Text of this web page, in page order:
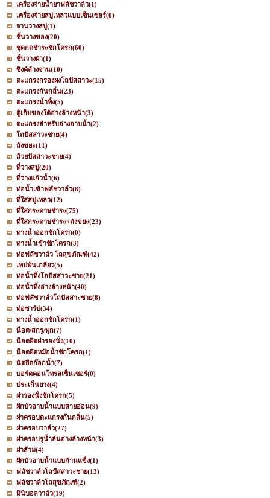
เครื่องจ่ายน้ำยาฟลัชวาล์ว(1)
เครื่องจ่ายสบู่เหลวแบบเซ็นเซอร์(0)
จานวางสบู่(1)
ชั้นวางของ(20)
ชุดกดชำระชักโครก(60)
ชั้นวางผ้า(1)
ซิงค์ล้างจาน(10)
ตะแกรงกรองผงโถปัสสาวะ(15)
ตะแกรงกันกลิ่น(23)
ตะแกรงน้ำทิ้ง(5)
ตู้เก็บของใต้อ่างล้างหน้า(3)
ตะแกรงสำหรับอ่างอาบน้ำ(2)
โถปัสสาวะชาย(4)
ถังขยะ(11)
ถ้วยปัสสาวะชาย(4)
ที่วางสบู่(20)
ที่วางแก้วน้ำ(6)
ท่อน้ำเข้าฟลัชวาล์ว(8)
ที่ใส่สบู่เหลว(12)
ที่ใส่กระดาษชำระ(75)
ที่ใส่กระดาษชำระ+ถังขยะ(23)
ทางน้ำออกชักโครก(0)
ทางน้ำเข้าชักโครก(3)
ท่อฟลัชวาล์ว โถสุขภัณฑ์(42)
เทปพันเกลียว(5)
ท่อน้ำทิ้งโถปัสสาวะชาย(21)
ท่อน้ำทิ้งอ่างล้างหน้า(40)
ท่อฟลัชวาล์วโถปัสสาะชาย(8)
ท่อชาร์ป(34)
ทางน้ำออกชักโครก(1)
น็อต/สกรู/พุก(7)
น็อตยึดฝารองนั่ง(10)
น็อตยึดหม้อน้ำชักโครก(1)
นัตยึดก๊อกน้ำ(7)
บอร์ดคอนโทรลเซ็นเซอร์(0)
ประเก็นยาง(4)
ฝารองนั่งชักโครก(5)
ฝักบัวอาบน้ำแบบสายอ่อน(9)
ฝาครอบตะแกรงกันกลิ่น(5)
ฝาครอบวาล์ว(27)
ฝาครอบรูน้ำล้นอ่างล้างหน้า(3)
ฝาส้วม(4)
ฝักบัวอาบน้ำแบบก้านแข็ง(1)
ฟลัชวาล์วโถปัสสาวะชาย(13)
ฟลัชวาล์วโถสุขภัณฑ์(2)
มินิบอลวาล์ว(19)